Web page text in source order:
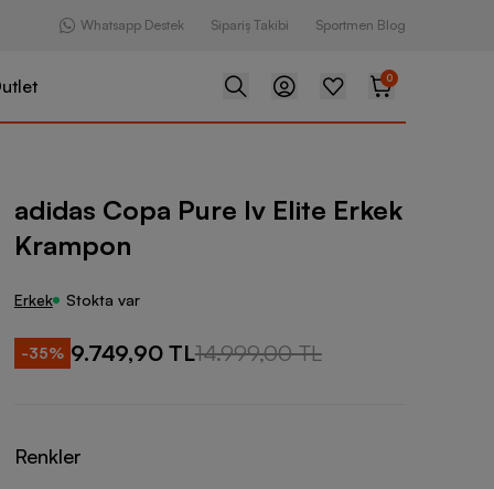
Whatsapp Destek Sipariş Takibi Sportmen Blog
0
Iv Elite Erkek Krampon
adidas Copa Pure Iv Elite Erkek
Krampon
Erkek Stokta var
-35% 9.749,90 TL14.999,00 TL
Renkler